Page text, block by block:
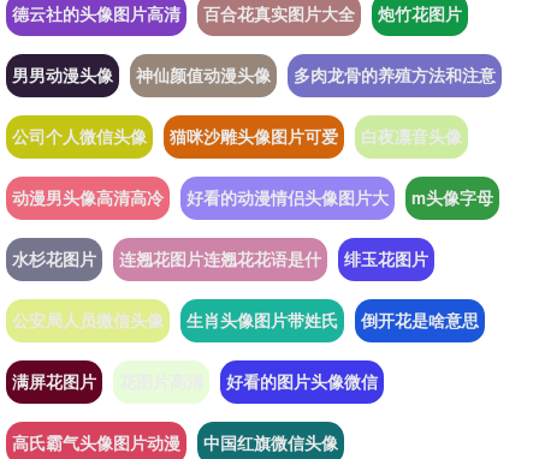
德云社的头像图片高清 百合花真实图片大全 炮竹花图片
男男动漫头像 神仙颜值动漫头像 多肉龙骨的养殖方法和注意
公司个人微信头像 猫咪沙雕头像图片可爱 白夜凛音头像
动漫男头像高清高冷 好看的动漫情侣头像图片大 m头像字母
水杉花图片 连翘花图片连翘花花语是什 绯玉花图片
公安局人员微信头像 生肖头像图片带姓氏 倒开花是啥意思
满屏花图片 好看的图片头像微信
高氏霸气头像图片动漫 中国红旗微信头像